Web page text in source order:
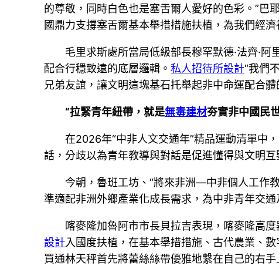
的尊敬，同時白色也是塞舌爾人愛好的色彩。”巴
國鼎力支撐塞舌爾基本舉措措施扶植，為我們經
毛里求斯處所當局低級部長穆罕默德·法齊·
配合行穩致遠的底層邏輯。私人招待所設計“我們
兄弟友誼，讓文明這塊基石托舉起非中命運配合體
“拉緊青年紐帶，就是無毒建材夯實非中國民
在2026年“中非人文交通年”精品運動清單中
話，分歧以為青年教導與對話是促進懂得與文明互
今朝，魯班工坊、“將來非洲—中非個人工作
準適配非洲外鄉產業化成長需求，為中非青年交通
喀麥隆加魯阿市市長貝拉吉表現，喀麥隆高
設計入國度扶植，在基本舉措措施、古代農業、
買通林天秤首先將蕾絲絲帶優雅地繫在自己的右